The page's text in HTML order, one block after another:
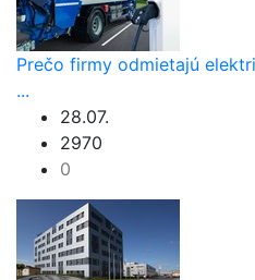
Prečo firmy odmietajú
...
28.07.
2970
0